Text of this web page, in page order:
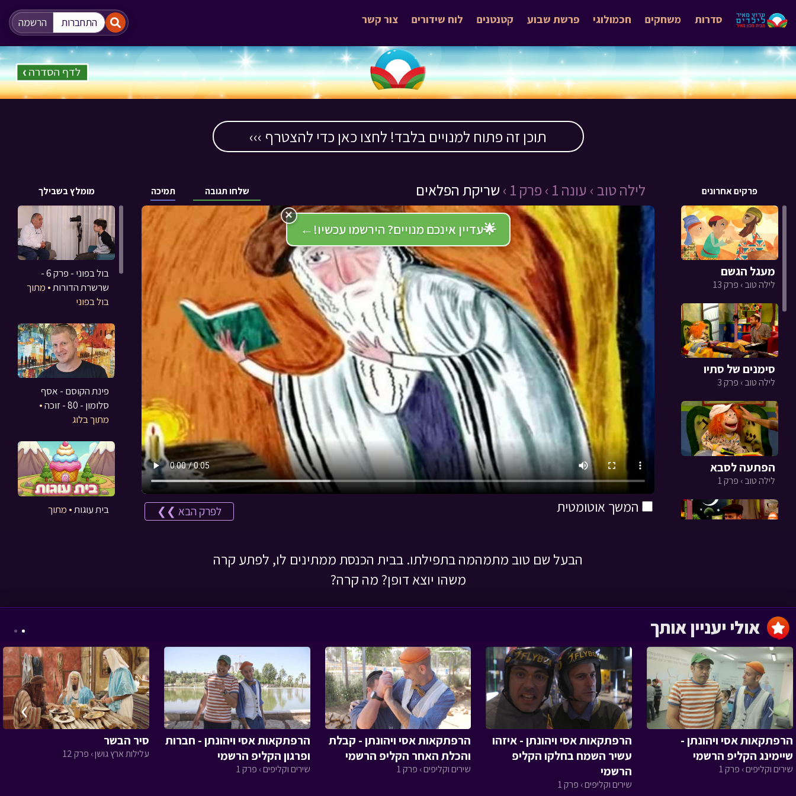
התחברות הרשמה צור קשר לוח שידורים קטנטנים פרשת שבוע חכמולוגי משחקים סדרות
תוכן זה פתוח למנויים בלבד! לחצו כאן כדי להצטרף ›››
מומלץ בשבילך תמיכה שלחו תגובה לילה טוב › עונה 1 › פרק 1 › שריקת הפלאים פרקים אחרונים
🌟עדיין אינכם מנויים? הירשמו עכשיו! ←
×
המשך אוטומטית לפרק הבא ❯❯
מעגל הגשם
לילה טוב › פרק 13
סימנים של סתיו
לילה טוב › פרק 3
הפתעה לסבא
לילה טוב › פרק 1
מסעו של הזית
הגינה של טליה
בול בפוני - פרק 6 -
שרשרת הדורות• מתוך
בול בפוני
פינת הקוסם - אסף
סלומון - 80 - זוכה
•
מתוך בלוג
בית עוגות• מתוך
מטבע האור - פרק 6 -
מעט מן האור
מטבע האור
הבעל שם טוב מתמהמה בתפילתו. בבית הכנסת ממתינים לו, לפתע קרה
משהו יוצא דופן? מה קרה?
הרפתקאות אסי ויהונתן -
שיימינג הקליפ הרשמי
שירים וקליפים › פרק 1
הרפתקאות אסי ויהונתן - איזהו
עשיר השמח בחלקו הקליפ
הרשמי
שירים וקליפים › פרק 1
הרפתקאות אסי ויהונתן - קבלת
והכלת האחר הקליפ הרשמי
שירים וקליפים › פרק 1
הרפתקאות אסי ויהונתן - חברות
ופרגון הקליפ הרשמי
שירים וקליפים › פרק 1
סיר הבשר
עלילות ארץ גושן › פרק 12
‹
›